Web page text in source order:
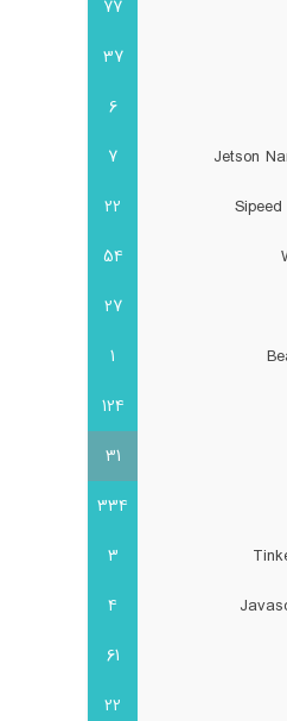
77
37
6
7
22
54
27
1
124
31
334
3
4
61
22